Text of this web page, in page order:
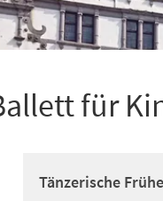
für
Tänzerische